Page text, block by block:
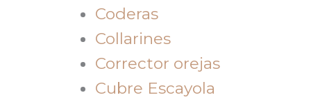
Coderas
Collarines
Corrector orejas
Cubre Escayola